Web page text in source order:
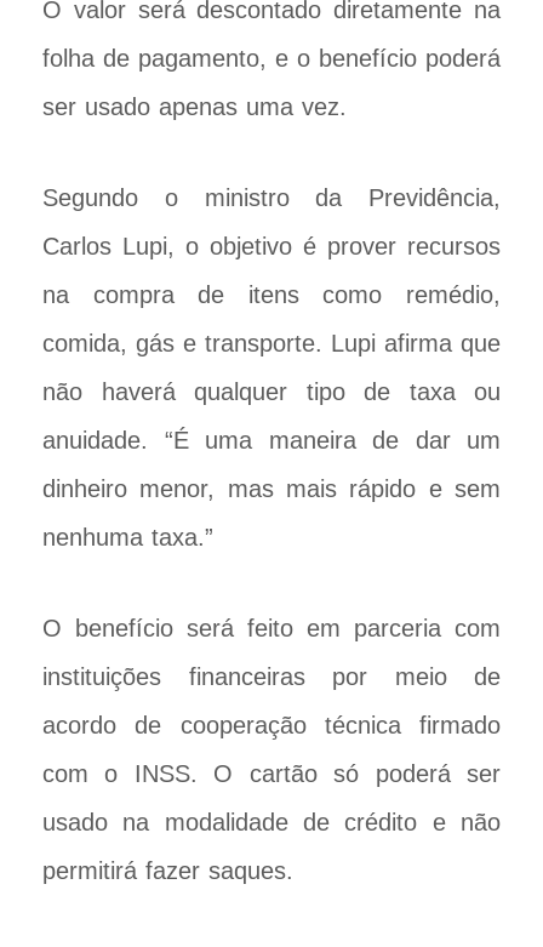
O valor será descontado diretamente na
folha de pagamento, e o benefício poderá
ser usado apenas uma vez.
Segundo o ministro da Previdência,
Carlos Lupi, o objetivo é prover recursos
na compra de itens como remédio,
comida, gás e transporte. Lupi afirma que
não haverá qualquer tipo de taxa ou
anuidade. “É uma maneira de dar um
dinheiro menor, mas mais rápido e sem
nenhuma taxa.”
O benefício será feito em parceria com
instituições financeiras por meio de
acordo de cooperação técnica firmado
com o INSS. O cartão só poderá ser
usado na modalidade de crédito e não
permitirá fazer saques.